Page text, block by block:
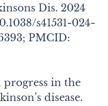
Dis. 2024
s41531-024-
PMCID:
progress in the
disease.